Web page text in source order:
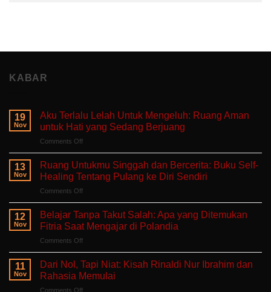
KABAR
19
Nov
Aku Terlalu Lelah Untuk Mengeluh: Ruang Aman
untuk Hati yang Sedang Berjuang
Comments Offon
Terlalu
Untuk
Mengeluh:
Ruang
Aman
untuk
Sedang
Berjuang
13
Nov
Ruang Untukmu Singgah dan Bercerita: Buku Self-
Healing Tentang Pulang ke Diri Sendiri
Comments Offon
Untukmu
Singgah
dan
Bercerita:
Buku
Self-
Healing
12
Nov
Belajar Tanpa Takut Salah: Apa yang Ditemukan
Fitria Saat Mengajar di Polandia
Comments Offon
Tanpa
Takut
Salah:
11
Nov
Dari Nol, Tapi Niat: Kisah Rinaldi Nur Ibrahim dan
Rahasia Memulai
Comments Offon